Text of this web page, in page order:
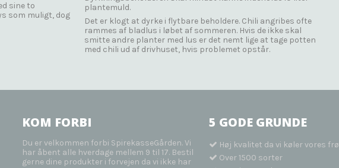
sine to
som muligt, dog
plantemuld.
Det er klogt at dyrke i flytbare beholdere. Chili angribes ofte
rammes af bladlus i løbet af sommeren. Hvis de ikke skal
smitte andre planter med lus er det nemt lige at tage potten
med chili ud af drivhuset, hvis problemet opstår.
KOM FORBI
Du er velkommen forbi SpirekasseGården. Vi
har åbent alle hverdage mellem 9 til 17. Bestil
gerne dine produkter i forvejen da vi ikke har
5 GODE GRUNDE
Høj kvalitet da vi køler vores frø
Over 1500 sorter